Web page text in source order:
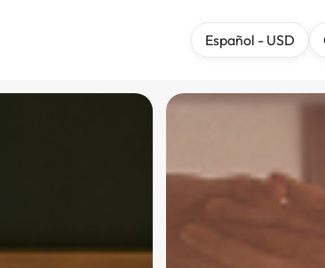
Español - USD